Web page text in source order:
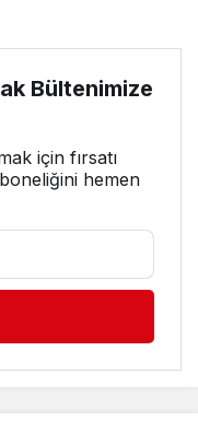
Bültenimize
için fırsatı
hemen